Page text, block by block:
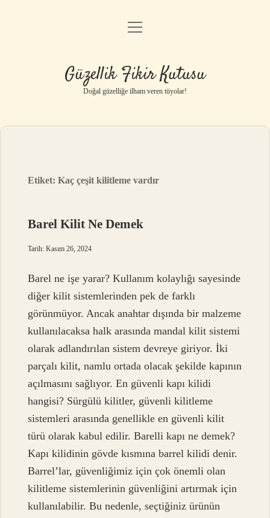
Anasayfa
Yasal Uyarı
menüyü
Güzellik Fikir Kutusu
Doğal güzelliğe ilham veren tüyolar!
Etiket:Kaç çeşit kilitleme vardır
Barel Kilit Ne Demek
Tarih: Kasım 26, 2024
Barel ne işe yarar? Kullanım kolaylığı sayesinde
diğer kilit sistemlerinden pek de farklı
görünmüyor. Ancak anahtar dışında bir malzeme
kullanılacaksa halk arasında mandal kilit sistemi
olarak adlandırılan sistem devreye giriyor. İki
parçalı kilit, namlu ortada olacak şekilde kapının
açılmasını sağlıyor. En güvenli kapı kilidi
hangisi? Sürgülü kilitler, güvenli kilitleme
sistemleri arasında genellikle en güvenli kilit
türü olarak kabul edilir. Barelli kapı ne demek?
Kapı kilidinin gövde kısmına barrel kilidi denir.
Barrel’lar, güvenliğimiz için çok önemli olan
kilitleme sistemlerinin güvenliğini artırmak için
kullanılabilir. Bu nedenle, seçtiğiniz ürünün